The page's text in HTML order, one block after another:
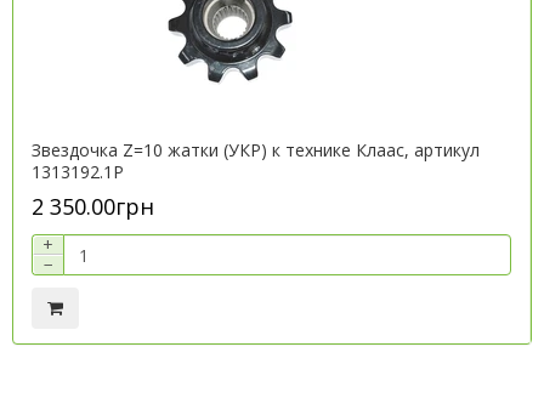
Звездочка Z=10 жатки (УКР) к технике Клаас, артикул
1313192.1P
2 350.00грн
+
−